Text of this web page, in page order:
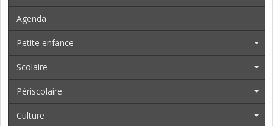
Agenda
Petite enfance
Scolaire
Périscolaire
Culture